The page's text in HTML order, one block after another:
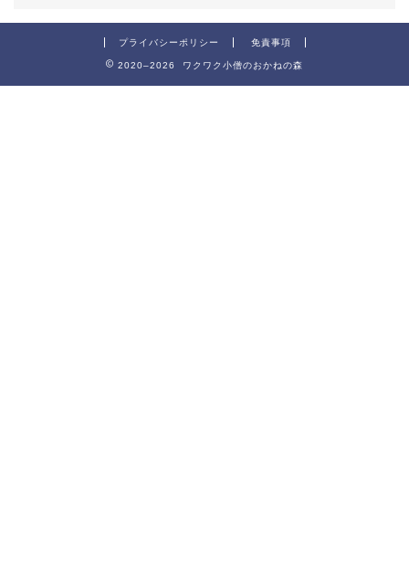
プライバシーポリシー 免責事項
2020–2026 ワクワク小僧のおかねの森